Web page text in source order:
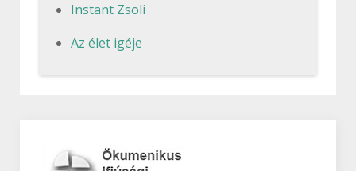
Instant Zsoli
Az élet igéje